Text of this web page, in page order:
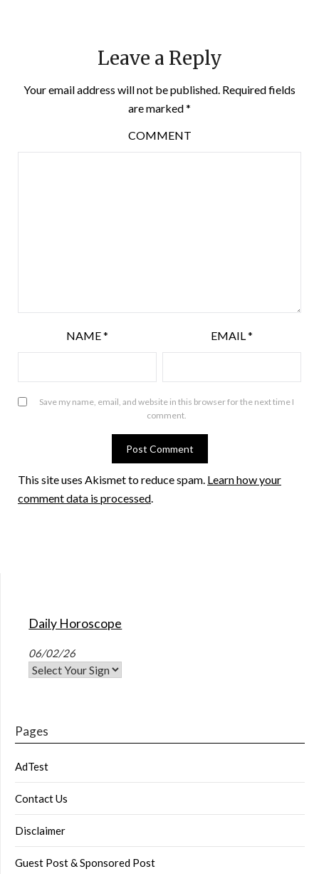
Leave a Reply
Your email address will not be published. Required fields
are marked*
COMMENT
NAME* EMAIL*
Save my name, email, and website in this browser for the next time I
comment.
This site uses Akismet to reduce spam. Learn how your
comment data is processed.
Daily Horoscope
06/02/26
Pages
AdTest
Contact Us
Disclaimer
Guest Post & Sponsored Post